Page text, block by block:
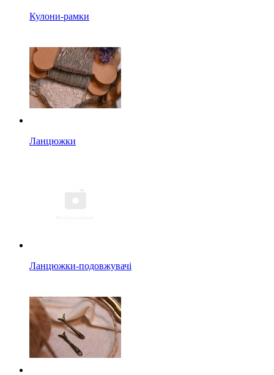
Кулони-рамки
Ланцюжки
Ланцюжки-подовжувачі